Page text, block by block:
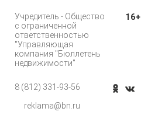
Учредитель - Общество
с ограниченной
ответственностью
"Управляющая
компания "Бюллетень
недвижимости"
16+
8 (812) 331-93-56
reklama@bn.ru